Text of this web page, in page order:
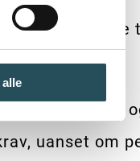
efter indrejse
om test
uanset om